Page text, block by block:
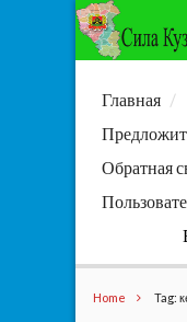
Главная
Обратная
Home Tag: